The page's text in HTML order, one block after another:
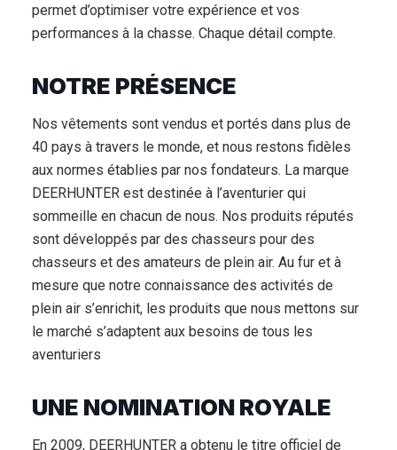
permet d’optimiser votre expérience et vos
performances à la chasse. Chaque détail compte.
NOTRE PRÉSENCE
Nos vêtements sont vendus et portés dans plus de
40 pays à travers le monde, et nous restons fidèles
aux normes établies par nos fondateurs. La marque
DEERHUNTER est destinée à l’aventurier qui
sommeille en chacun de nous. Nos produits réputés
sont développés par des chasseurs pour des
chasseurs et des amateurs de plein air. Au fur et à
mesure que notre connaissance des activités de
plein air s’enrichit, les produits que nous mettons sur
le marché s’adaptent aux besoins de tous les
aventuriers
UNE NOMINATION ROYALE
En 2009, DEERHUNTER a obtenu le titre officiel de